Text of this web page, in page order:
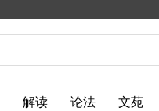
解读 论法 文苑